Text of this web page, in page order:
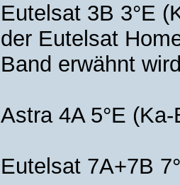
Eutelsat 3B 3°E
der Eutelsat
Band erwähnt
Astra 4A 5°E
Eutelsat 7A+7B